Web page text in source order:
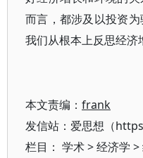
而言，都涉及以投资
我们从根本上反思经济
本文责编： frank
发信站：爱思想（
栏目： 学术>经济学 >